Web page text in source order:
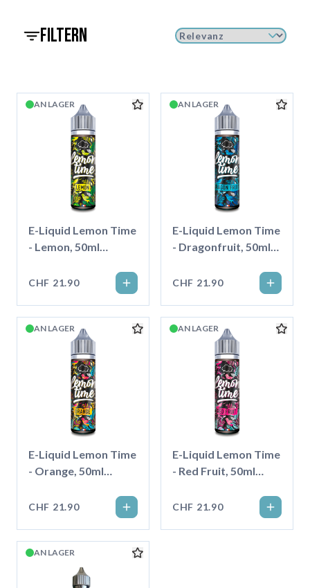
filtern
AN LAGER
E-Liquid Lemon Time
- Lemon, 50ml
CHF 21.90
AN LAGER
E-Liquid Lemon Time
- Dragonfruit, 50ml
CHF 21.90
AN LAGER
E-Liquid Lemon Time
- Orange, 50ml
CHF 21.90
AN LAGER
E-Liquid Lemon Time
- Red Fruit, 50ml
CHF 21.90
AN LAGER